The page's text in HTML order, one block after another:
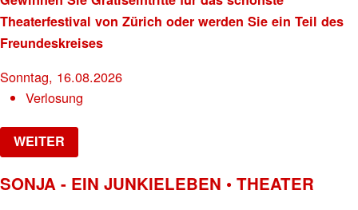
Theaterfestival von Zürich oder werden Sie ein Teil des
Freundeskreises
Sonntag, 16.08.2026
Verlosung
WEITER
SONJA - EIN JUNKIELEBEN • THEATER